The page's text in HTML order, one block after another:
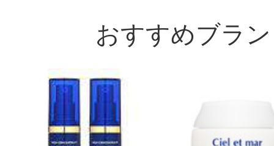
おすすめブラ